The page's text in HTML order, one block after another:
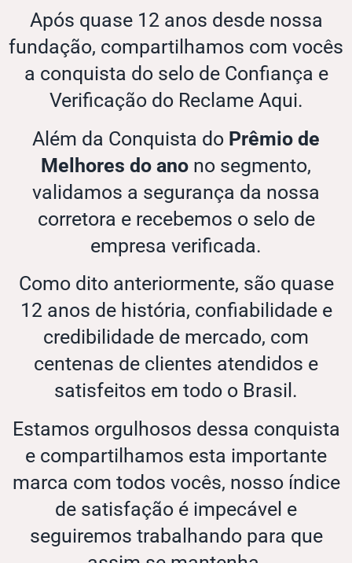
Após quase 12 anos desde nossa
fundação, compartilhamos com vocês
a conquista do selo de Confiança e
Verificação do Reclame Aqui.
Além da Conquista do Prêmio de
Melhores do ano no segmento,
validamos a segurança da nossa
corretora e recebemos o selo de
empresa verificada.
Como dito anteriormente, são quase
12 anos de história, confiabilidade e
credibilidade de mercado, com
centenas de clientes atendidos e
satisfeitos em todo o Brasil.
Estamos orgulhosos dessa conquista
e compartilhamos esta importante
marca com todos vocês, nosso índice
de satisfação é impecável e
seguiremos trabalhando para que